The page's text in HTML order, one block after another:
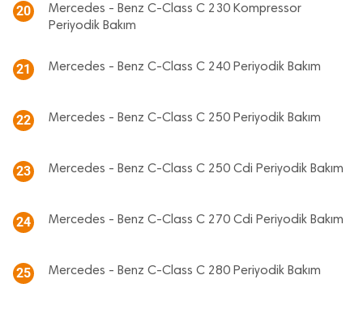
20
Mercedes - Benz C-Class C 230 Kompressor
Periyodik Bakım
21 Mercedes - Benz C-Class C 240 Periyodik Bakım
22 Mercedes - Benz C-Class C 250 Periyodik Bakım
23 Mercedes - Benz C-Class C 250 Cdi Periyodik Bakım
24 Mercedes - Benz C-Class C 270 Cdi Periyodik Bakım
25 Mercedes - Benz C-Class C 280 Periyodik Bakım